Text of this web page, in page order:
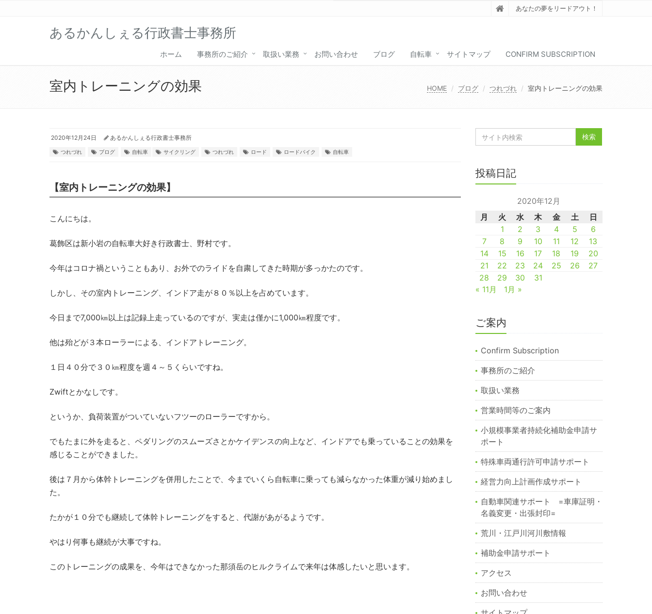
あなたの夢をリードアウト！
あるかんしぇる行政書士事務所
ホーム 事務所のご紹介 取扱い業務 お問い合わせ ブログ 自転車 サイトマップ CONFIRM SUBSCRIPTION
室内トレーニングの効果 HOME ブログ つれづれ 室内トレーニングの効果
2020年12月24日 あるかんしぇる行政書士事務所
つれづれ ブログ 自転車 サイクリング つれづれ ロード ロードバイク 自転車
【室内トレーニングの効果】
こんにちは。
葛飾区は新小岩の自転車大好き行政書士、野村です。
今年はコロナ禍ということもあり、お外でのライドを自粛してきた時期が多っかたのです。
しかし、その室内トレーニング、インドア走が８０％以上を占めています。
今日まで7,000㎞以上は記録上走っているのですが、実走は僅かに1,000㎞程度です。
他は殆どが３本ローラーによる、インドアトレーニング。
１日４０分で３０㎞程度を週４～５くらいですね。
Zwiftとかなしです。
というか、負荷装置がついていないフツーのローラーですから。
でもたまに外を走ると、ペダリングのスムーズさとかケイデンスの向上など、インドアでも乗っていることの効果を
感じることができました。
後は７月から体幹トレーニングを併用したことで、今までいくら自転車に乗っても減らなかった体重が減り始めまし
た。
たかが１０分でも継続して体幹トレーニングをすると、代謝があがるようです。
やはり何事も継続が大事ですね。
このトレーニングの成果を、今年はできなかった那須岳のヒルクライムで来年は体感したいと思います。
投稿日記
2020年12月
月
火 水 木 金 土
日
1
2 3 4 5
6
7
8 9 10 11 12
13
14
15 16 17 18 19
20
21
22 23 24 25 26
27
28
29 30
31
« 11月
1月 »
ご案内
Confirm Subscription
事務所のご紹介
取扱い業務
営業時間等のご案内
小規模事業者持続化補助金申請サ
ポート
特殊車両通行許可申請サポート
経営力向上計画作成サポート
自動車関連サポート =車庫証明・
名義変更・出張封印=
荒川・江戸川河川敷情報
補助金申請サポート
アクセス
お問い合わせ